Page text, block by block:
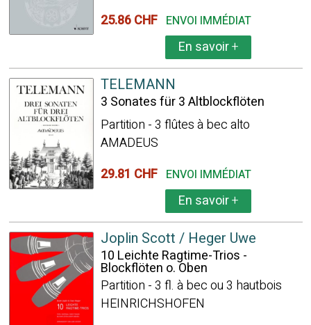
25.86 CHF ENVOI IMMÉDIAT
En savoir+
TELEMANN
3 Sonates für 3 Altblockflöten
Partition - 3 flûtes à bec alto
AMADEUS
29.81 CHF ENVOI IMMÉDIAT
En savoir+
Joplin Scott / Heger Uwe
10 Leichte Ragtime-Trios -
Blockflöten o. Oben
Partition - 3 fl. à bec ou 3 hautbois
HEINRICHSHOFEN